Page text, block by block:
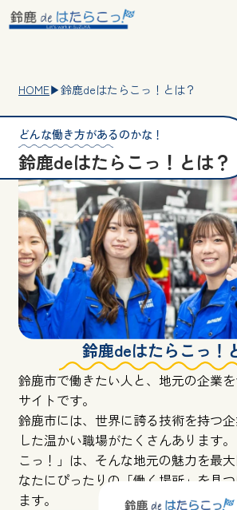
HOME▶︎鈴鹿deはたらこっ！とは？
どんな働き方があるのかな！
鈴鹿deはたらこっ！とは？
鈴鹿deはたらこっ！
鈴鹿市で働きたい人と、地元の企業
サイトです。
鈴鹿市には、世界に誇る技術を持つ
した温かい職場がたくさんあります
こっ！」は、そんな地元の魅力を最
なたにぴったりの「働く場所」を見
ます。